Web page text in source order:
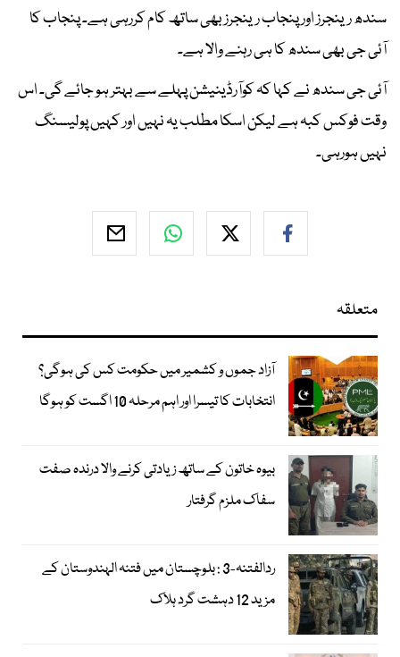
سندھ رینجرز اور پنجاب رینجرز بھی ساتھ کام کررہی ہے۔ پنجاب کا
آئی جی بھی سندھ کا ہی رہنے والا ہے۔
آئی جی سندھ نے کہا کہ کوآرڈینیشن پہلے سے بہتر ہو جائے گی۔ اس
وقت فوکس کبہ ہے لیکن اسکا مطلب یہ نہیں اور کہیں پولیسنگ
نہیں ہورہی۔
متعلقہ
آزاد جموں و کشمیر میں حکومت کس کی ہوگی؟
انتخابات کا تیسرا اور اہم مرحلہ 10 اگست کو ہوگا
بیوہ خاتون کے ساتھ زیادتی کرنے والا درندہ صفت
سفاک ملزم گرفتار
ردالفتنہ-3 : بلوچستان میں فتنہ الہندوستان کے
مزید 12 دہشت گرد ہلاک